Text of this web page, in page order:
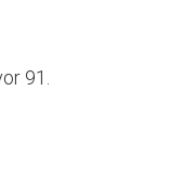
91.